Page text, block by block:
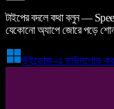
টাইপের বদলে কথা বলুন —
যেকোনো অ্যাপে জোরে পড়ে
উইন্ডোজ-এ ডাউনলোড